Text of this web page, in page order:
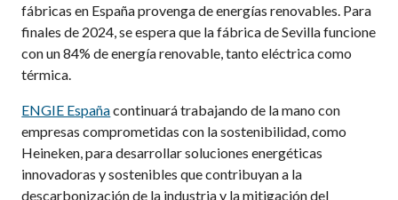
fábricas en España provenga de energías renovables. Para
finales de 2024, se espera que la fábrica de Sevilla funcione
con un 84% de energía renovable, tanto eléctrica como
térmica.
ENGIE Españacontinuará trabajando de la mano con
empresas comprometidas con la sostenibilidad, como
Heineken, para desarrollar soluciones energéticas
innovadoras y sostenibles que contribuyan a la
descarbonización de la industria y la mitigación del